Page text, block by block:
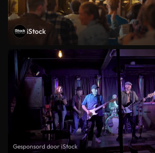
iStock
Gesponsord door iStock